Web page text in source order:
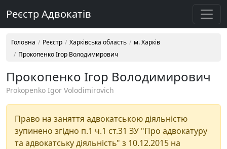
Реєстр Адвокатів
Головна Реєстр Харківська область
м. Харків
Прокопенко Ігор Володимирович
Прокопенко Ігор Володимирович
Prokopenko Igor Volodimirovich
Право на заняття адвокатською діяльністю
зупинено згідно п.1 ч.1 ст.31 ЗУ "Про адвокатуру
та адвокатську діяльність" з 10.12.2015 на